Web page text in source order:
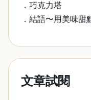
．巧克力塔
．結語〜用美味甜
文章試閱